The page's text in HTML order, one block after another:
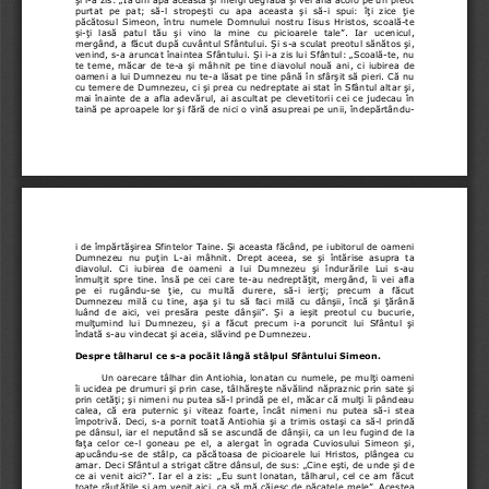
purtat  pe  pat;  să-l  stropeşti  cu  apa  aceasta  şi  să- i  spui:  îŃi  zice  Ńie
păcătosul  Simeon,  întru  numele  Domnului  nostru  Iisus  Hristos,  scoală-te
şi-Ńi  lasă  patul  tău  şi  vino  la  mine  cu  picioarele
tale”.  Iar  ucenicul,
mergând, a făcut după cuvântul Sfântului. Şi s-a sculat preotul sănătos şi,
venind, s-a aruncat înaintea Sfântului. Şi i-a zis lui Sfântul: „Scoală-te, nu
te teme, măcar de te-a şi mâhnit  pe tine diavolul nouă ani, ci  iubirea de
oameni a lui Dumnezeu nu te-a lăsat pe tine până în sfârşit să pieri. Că nu
cu temere de Dumnezeu, ci şi prea cu nedreptate ai stat în Sfântul altar şi,
mai înainte de a afla adevărul, ai ascultat pe clevetitorii cei ce judecau în
taină pe aproapele lor şi fără de nici o vină asupreai pe unii, îndepărtându-
i de împărtăşirea Sfintelor Taine. Şi aceasta făcând, pe iubitorul de oameni
Dumnezeu  nu  puŃin  L-ai  mâhnit.  Drept  aceea,  se  şi  întărise  asupra  ta
diavolul.  Ci  iubirea  de  oameni  a  lui  Dumnezeu  şi  îndurările  Lui  s-au
înmulŃit spre tine. însă pe cei care te-au nedreptăŃit, mergând, îi vei afla
pe  ei  rugându-se  Ńie,  cu  multă  durere,  să-i  ierŃi;
precum  a  făcut
Dumnezeu  milă  cu  tine,  aşa  şi  tu  să  faci  milă  cu  dânşii,  încă  şi  Ńărână
luând  de  aici,  vei  presăra  peste  dânşii”.  Şi  a  ieşit  preotul  cu  bucurie,
mulŃumind  lui  Dumnezeu,  şi  a  făcut  precum  i-a  poruncit  lui  Sfântul  şi
îndată s-au vindecat şi aceia, slăvind pe Dumnezeu.
Despre tâlharul ce s-a pocăit lângă stâlpul Sfântului Simeon.
Un oarecare tâlhar din Antiohia, lonatan cu numele,
pe mulŃi oameni
îi ucidea pe drumuri şi prin case, tâlhăreşte năvălind năpraznic prin sate şi
prin cetăŃi; şi nimeni nu putea să-l prindă pe el, măcar că mulŃi îi pândeau
calea,  că  era  puternic  şi  viteaz  foarte,  încât  nimeni  nu  putea  să-i  stea
împotrivă.  Deci,  s-a  pornit  toată  Antiohia  şi  a  trimis  ostaşi  ca  să-l  prindă
pe dânsul, iar el neputând să se ascundă de dânşii,
ca un leu fugind de la
faŃa  celor  ce-l  goneau  pe  el,  a  alergat  în  ograda  Cuviosului  Simeon  şi,
apucându-se  de  stâlp,  ca  păcătoasa  de  picioarele  lui  Hristos,  plângea  cu
amar. Deci Sfântul a strigat către dânsul, de sus:
„Cine eşti, de unde şi de
ce ai venit aici?”. Iar el a zis: „Eu sunt lonatan,
tâlharul, cel ce am făcut
toate răutăŃile şi am venit aici, ca să mă căiesc de păcatele mele”. Acestea